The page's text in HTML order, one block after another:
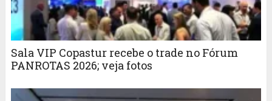
Sala VIP Copastur recebe o trade no Fórum
PANROTAS 2026; veja fotos